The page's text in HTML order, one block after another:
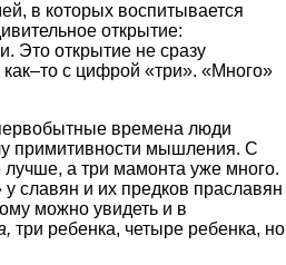
в которых воспитывается
открытие:
Это открытие не сразу
с цифрой «три». «Много»
времена люди
примитивности мышления. С
а три мамонта уже много.
славян и их предков праславян
можно увидеть и в
три ребенка, четыре ребенка, но